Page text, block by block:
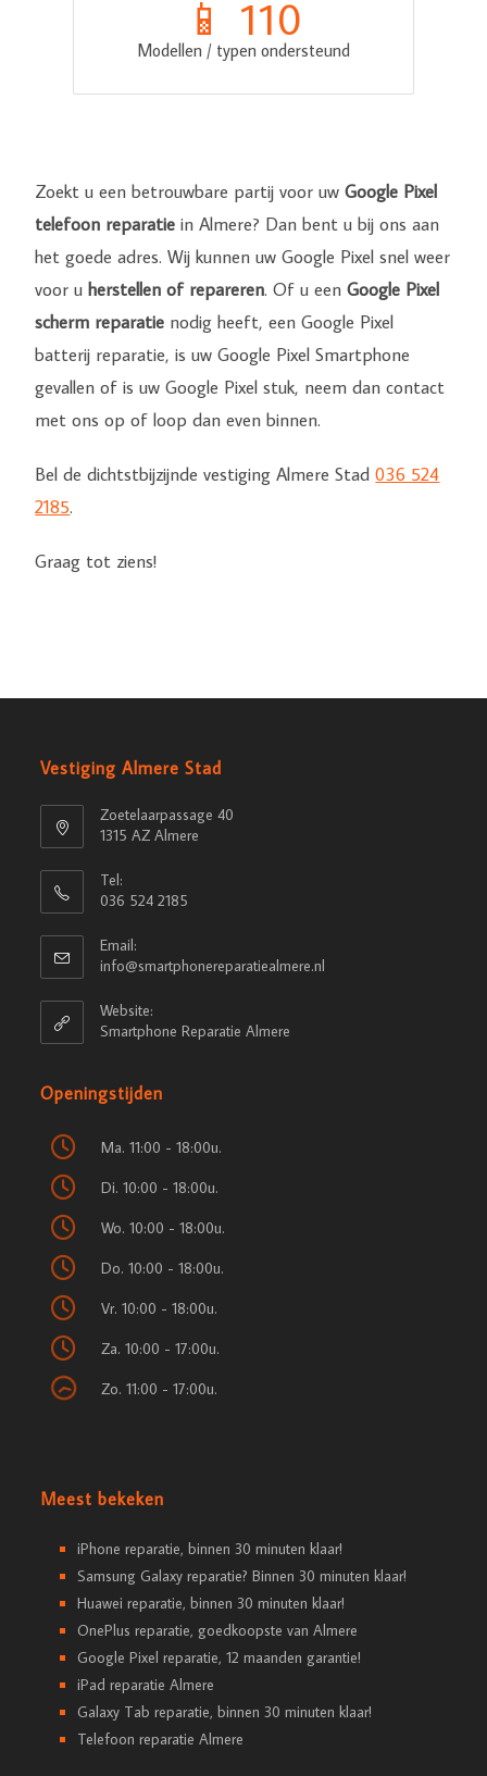
📱 110
Modellen / typen ondersteund
Zoekt u een betrouwbare partij voor uwGoogle Pixel
telefoon reparatie in Almere? Dan bent u bij ons aan
het goede adres. Wij kunnen uw Google Pixel snel weer
voor uherstellen of repareren. Of u eenGoogle Pixel
scherm reparatie nodig heeft, een Google Pixel
batterij reparatie, is uw Google Pixel Smartphone
gevallen of is uw Google Pixel stuk, neem dan contact
met ons op of loop dan even binnen.
Bel de dichtstbijzijnde vestiging Almere Stad036 524
2185.
Graag tot ziens!
Vestiging Almere Stad
Zoetelaarpassage 40
1315 AZ Almere
Tel:
036 524 2185
Email:
info@smartphonereparatiealmere.nl
Website:
Smartphone Reparatie Almere
Openingstijden
Ma. 11:00 - 18:00u.
Di. 10:00 - 18:00u.
Wo. 10:00 - 18:00u.
Do. 10:00 - 18:00u.
Vr. 10:00 - 18:00u.
Za. 10:00 - 17:00u.
Zo. 11:00 - 17:00u.
Meest bekeken
iPhone reparatie, binnen 30 minuten klaar!
Samsung Galaxy reparatie? Binnen 30 minuten klaar!
Huawei reparatie, binnen 30 minuten klaar!
OnePlus reparatie, goedkoopste van Almere
Google Pixel reparatie, 12 maanden garantie!
iPad reparatie Almere
Galaxy Tab reparatie, binnen 30 minuten klaar!
Telefoon reparatie Almere